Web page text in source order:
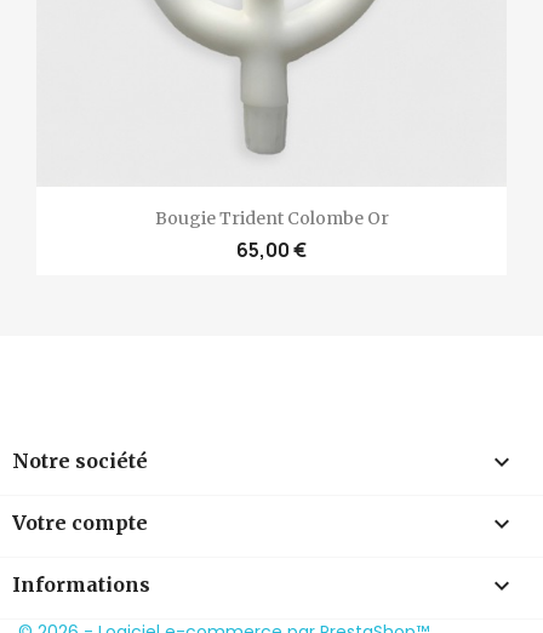
Bougie Trident Colombe Or
65,00 €
Notre société 
Votre compte 
Informations keyboard_arrow_down